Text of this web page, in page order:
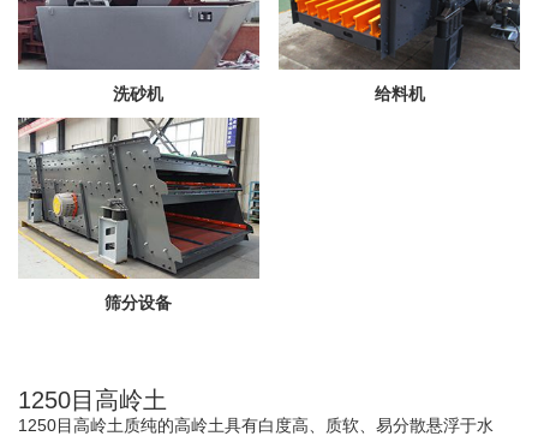
洗砂机 给料机
筛分设备
1250目高岭土
1250目高岭土质纯的高岭土具有白度高、质软、易分散悬浮于水